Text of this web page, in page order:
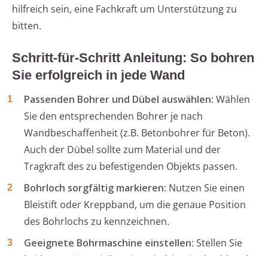
hilfreich sein, eine Fachkraft um Unterstützung zu
bitten.
Schritt-für-Schritt Anleitung: So bohren
Sie erfolgreich in jede Wand
Passenden Bohrer und Dübel auswählen: Wählen
Sie den entsprechenden Bohrer je nach
Wandbeschaffenheit (z.B. Betonbohrer für Beton).
Auch der Dübel sollte zum Material und der
Tragkraft des zu befestigenden Objekts passen.
Bohrloch sorgfältig markieren: Nutzen Sie einen
Bleistift oder Kreppband, um die genaue Position
des Bohrlochs zu kennzeichnen.
Geeignete Bohrmaschine einstellen: Stellen Sie